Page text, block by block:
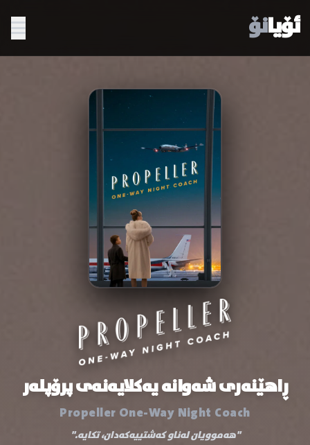
ئۆیانۆ
ڕاهێنەری شەوانە یەکلایەنەی پرۆپلەر
Propeller One-Way Night Coach
"هەموویان لەناو کەشتییەکەدان، تکایە."